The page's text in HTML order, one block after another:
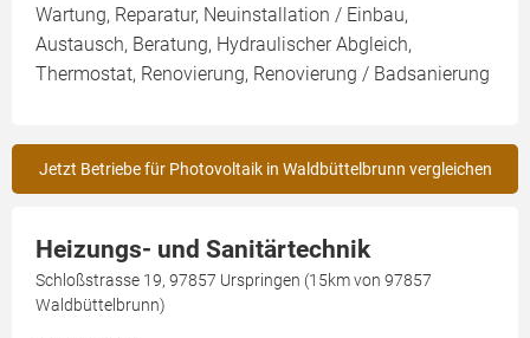
Wartung, Reparatur, Neuinstallation / Einbau,
Austausch, Beratung, Hydraulischer Abgleich,
Thermostat, Renovierung, Renovierung / Badsanierung
Jetzt Betriebe für Photovoltaik in Waldbüttelbrunn vergleichen
Heizungs- und Sanitärtechnik
Schloßstrasse 19, 97857 Urspringen (15km von 97857
Waldbüttelbrunn)